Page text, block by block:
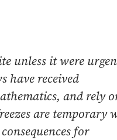
unless it were
have received
and rely
are temporary
for